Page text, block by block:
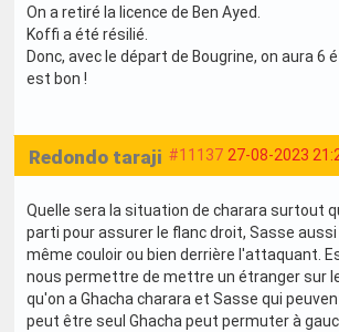
On a retiré la licence de Ben Ayed.
Koffi a été résilié.
Donc, avec le départ de Bougrine, on aura 6
est bon !
#11137 27-08-2023
Redondo taraji
Quelle sera la situation de charara surtout
parti pour assurer le flanc droit, Sasse
même couloir ou bien derrière l'attaquant.
nous permettre de mettre un étranger sur
qu'on a Ghacha charara et Sasse qui
peut être seul Ghacha peut permuter à